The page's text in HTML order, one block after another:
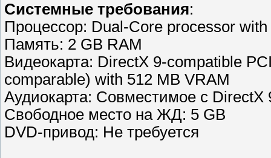
Cистемные требования:
Процессор: Dual-Core processor
Память: 2 GB RAM
Видеокарта: DirectX 9-compatible
comparable) with 512 MB VRAM
Аудиокарта: Совместимое с DirectX
Свободное место на ЖД: 5 GB
DVD-привод: Не требуется